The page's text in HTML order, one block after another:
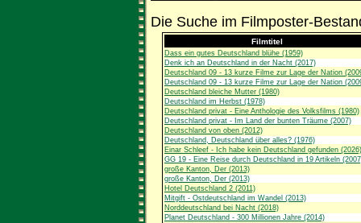
Die Suche im Filmposter-
Filmtitel
Dass ein gutes Deutschland blühe (1959)
Denk ich an Deutschland in der Nacht (2017)
Deutschland 09 - 13 kurze Filme zur Lage der Nation
Deutschland 09 - 13 kurze Filme zur Lage der Nation
Deutschland bleiche Mutter (1980)
Deutschland im Herbst (1978)
Deutschland privat - Eine Anthologie des Volksfilms (1980)
Deutschland privat - Im Land der bunten Träume (2007)
Deutschland von oben (2012)
Deutschland, Deutschland über alles? (1976)
Einar Schleef - Ich habe kein Deutschland gefunden (2026)
GG 19 - Eine Reise durch Deutschland in 19 Artikeln
große Kanton, Der (2013)
große Kanton, Der (2013)
Hotel Deutschland 2 (2011)
Mitgift - Ostdeutschland im Wandel (2013)
Norddeutschland bei Nacht (2018)
Planet Deutschland - 300 Millionen Jahre (2014)